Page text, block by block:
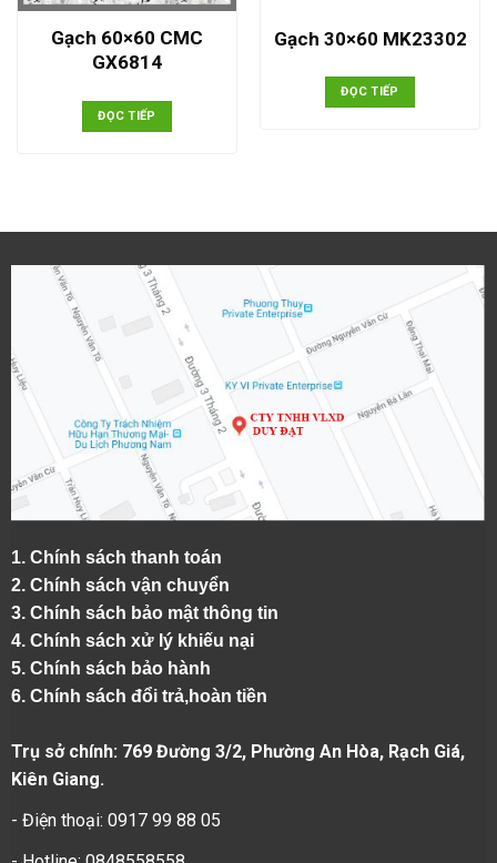
Gạch 60×60 CMC
GX6814
ĐỌC TIẾP
Gạch 30×60 MK23302
ĐỌC TIẾP
1. Chính sách thanh toán
2. Chính sách vận chuyển
3. Chính sách bảo mật thông tin
4. Chính sách xử lý khiếu nại
5. Chính sách bảo hành
6. Chính sách đổi trả,hoàn tiền
Trụ sở chính: 769 Đường 3/2, Phường An Hòa, Rạch Giá,
Kiên Giang.
- Điện thoại: 0917 99 88 05